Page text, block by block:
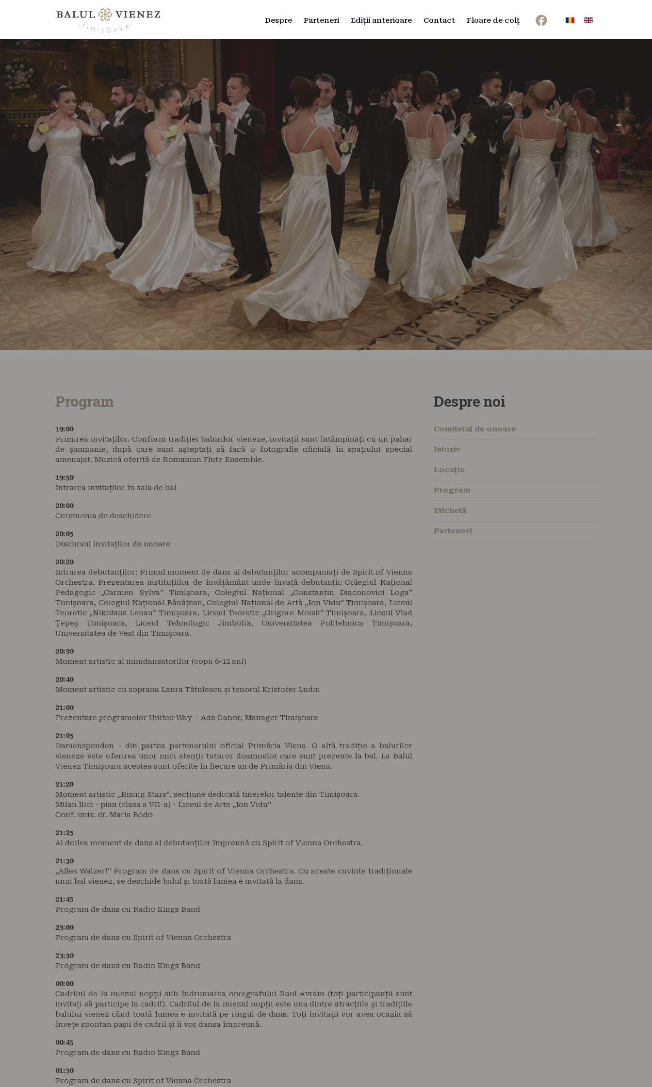
Selectați limba dvs
Despre Parteneri Ediții anterioare Contact Floare de colț
Program
19:00
Primirea invitaților. Conform tradiției balurilor vieneze, invitații sunt întâmpinați cu un pahar
de șampanie, după care sunt așteptați să facă o fotografie oficială în spațiului special
amenajat. Muzică oferită de Romanian Flute Ensemble.
19:50
Intrarea invitaților în sala de bal
20:00
Ceremonia de deschidere
20:05
Discursul invitaților de onoare
20:20
Intrarea debutanților: Primul moment de dans al debutanților acompaniați de Spirit of Vienna
Orchestra. Prezentarea instituțiilor de învățământ unde învață debutanții: Colegiul Național
Pedagogic „Carmen Sylva” Timișoara, Colegiul Național „Constantin Diaconovici Loga”
Timișoara, Colegiul Național Bănățean, Colegiul Național de Artă „Ion Vidu” Timișoara, Liceul
Teoretic „Nikolaus Lenau” Timișoara, Liceul Teoretic „Grigore Moisil” Timișoara, Liceul Vlad
Țepeș Timișoara, Liceul Tehnologic Jimbolia, Universitatea Politehnica Timișoara,
Universitatea de Vest din Timișoara.
20:30
Moment artistic al minidansatorilor (copii 6-12 ani)
20:40
Moment artistic cu soprana Laura Tătulescu și tenorul Kristofer Ludin
21:00
Prezentare programelor United Way – Ada Gabor, Manager Timișoara
21:05
Damenspenden - din partea partenerului oficial Primăria Viena. O altă tradiție a balurilor
vieneze este oferirea unor mici atenții tuturor doamnelor care sunt prezente la bal. La Balul
Vienez Timișoara acestea sunt oferite în fiecare an de Primăria din Viena.
21:20
Moment artistic „Rising Stars”, secțiune dedicată tinerelor talente din Timișoara.
Milan Ilici - pian (clasa a VII-a) - Liceul de Arte „Ion Vidu”
Conf. univ. dr. Maria Bodo
21:25
Al doilea moment de dans al debutanților împreună cu Spirit of Vienna Orchestra.
21:30
„Alles Walzer!” Program de dans cu Spirit of Vienna Orchestra. Cu aceste cuvinte tradiționale
unui bal vienez, se deschide balul și toată lumea e invitată la dans.
21:45
Program de dans cu Radio Kings Band
23:00
Program de dans cu Spirit of Vienna Orchestra
23:30
Program de dans cu Radio Kings Band
00:00
Cadrilul de la miezul nopții sub îndrumarea coregrafului Raul Avram (toți participanții sunt
invitați să participe la cadril). Cadrilul de la miezul nopții este una dintre atracțiile și tradițiile
balului vienez când toată lumea e invitată pe ringul de dans. Toți invitații vor avea ocazia să
învețe spontan pașii de cadril și îi vor dansa împreună.
00:45
Program de dans cu Radio Kings Band
01:30
Program de dans cu Spirit of Vienna Orchestra
Despre noi
Comitetul de onoare
Istoric
Locație
Program
Etichetă
Parteneri